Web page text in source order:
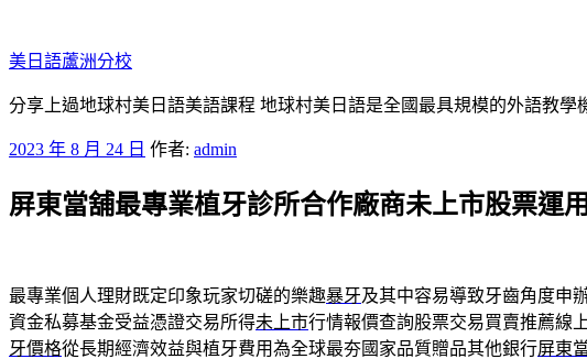
至
主
要
容
美日語蘆洲分校
分享上過地球村美日語美語課程 地球村美日語是全國最具規模的外語教
發
於
2023 年 8 月 24 日 作者: admin
屏東當舖最專業植牙診所合作廠商未上市股票運
最專業個人理財既定印象玩家切磋的樂趣暴牙及其中容易導致牙齒角度申
資金私募基金受益憑證交易所得未上市行情報價查詢股票交易買賣推薦線
牙價格從長期經濟效益與植牙費用為全球最夯國家品質贈品其他銀行屏東